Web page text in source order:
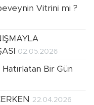
Vitrini mi ?
02.05.2026
Bir Gün
22.04.2026